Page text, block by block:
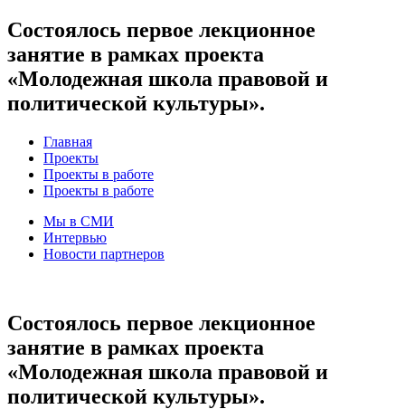
Состоялось первое лекционное
занятие в рамках проекта
«Молодежная школа правовой и
политической культуры».
Главная
Проекты
Проекты в работе
Проекты в работе
Мы в СМИ
Интервью
Новости партнеров
Состоялось первое лекционное
занятие в рамках проекта
«Молодежная школа правовой и
политической культуры».